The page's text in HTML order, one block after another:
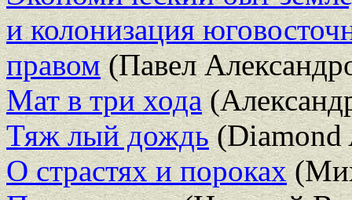
и колонизация
правом(Павел
Мат в три хода
Тяж лый дождь(Diamond
О страстях и пороках